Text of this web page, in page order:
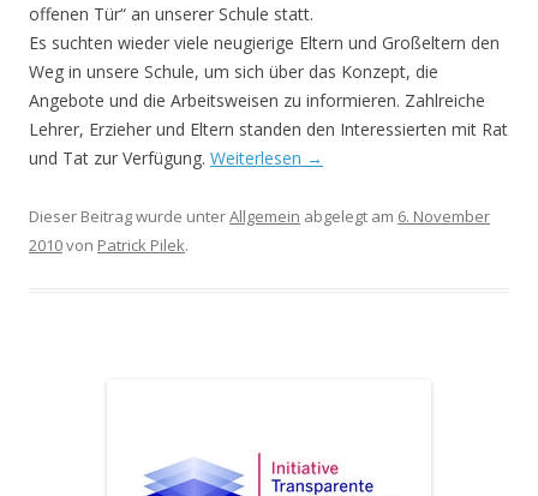
offenen Tür“ an unserer Schule statt.
Es suchten wieder viele neugierige Eltern und Großeltern den
Weg in unsere Schule, um sich über das Konzept, die
Angebote und die Arbeitsweisen zu informieren. Zahlreiche
Lehrer, Erzieher und Eltern standen den Interessierten mit Rat
und Tat zur Verfügung. Weiterlesen →
Dieser Beitrag wurde unterAllgemein abgelegt am 6. November
2010von Patrick Pilek.